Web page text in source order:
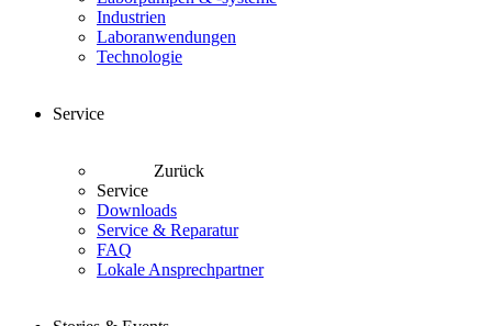
Industrien
Laboranwendungen
Technologie
Service
Zurück
Service
Downloads
Service & Reparatur
FAQ
Lokale Ansprechpartner